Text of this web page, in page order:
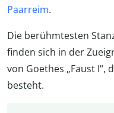
Paarreim.
Die berühmtesten
finden sich in der
von Goethes „Faust I“,
besteht.